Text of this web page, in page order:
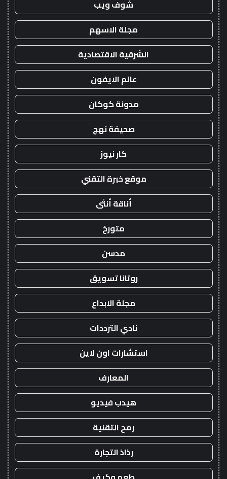
شوف ويب
مجلة الاسهم
الشرقية الاقتصادية
عالم الايفون
مدونة كوكان
صحيفة نهج
كار نيوز
موقع خبرة التقني
أناقة أنثى
متورخ
مدسن
روتانا تسويق
مجلة الابداع
نادي الترددات
استشارات اون لاين
المعارف
هيدب فيديو
رمح التقنية
رذاذ التجارة